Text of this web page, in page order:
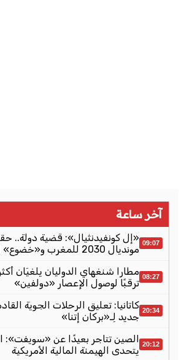
آخر ساعة
09:07 «إل كونفيدنثيال»: قضية دولة..
مونديال 2030 للمغرب و«خضوع» إسبانيا
08:27
ترقبًا لوصول الإعصار «دولفين»
20:34 كاتانيا: تعليق الرحلات الجوية
جديد لِـ«بركان إتنا»
20:12 الصين تتاجر بعيدًا عن «سويفت»:
يتحدى الهيمنة المالية الأمريكية